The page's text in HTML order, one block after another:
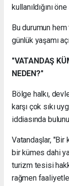
kullanıldığını
Bu durumun
günlük yaşamı
"VATANDAŞ
NEDEN?"
Bölge halkı,
karşı çok sıkı
iddiasında
Vatandaşlar, "Bir
bir kümes dahi
turizm tesisi
rağmen